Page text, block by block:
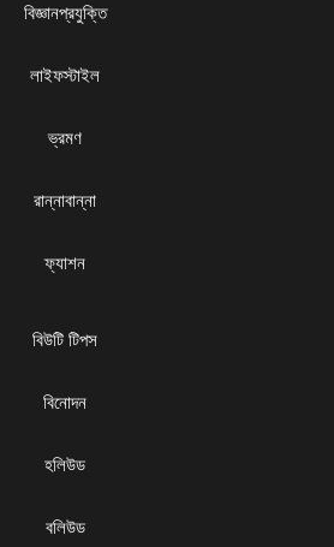
বিজ্ঞানপ্রযুক্তি
লাইফস্টাইল
ভ্রমণ
রান্নাবান্না
ফ্যাশন
বিউটি টিপস
বিনোদন
হলিউড
বলিউড